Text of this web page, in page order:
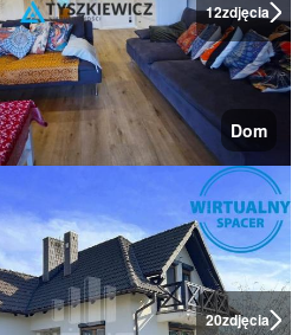
12zdjęcia
Dom
20zdjęcia